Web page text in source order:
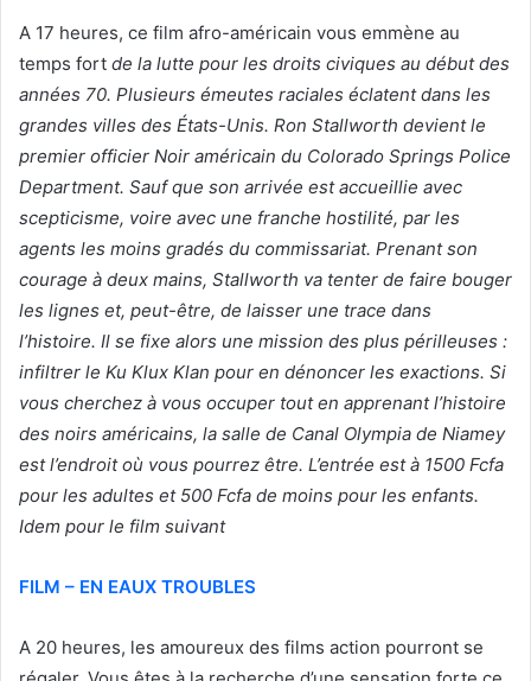
A 17 heures, ce film afro-américain vous emmène au
temps fort de la lutte pour les droits civiques au début des
années 70. Plusieurs émeutes raciales éclatent dans les
grandes villes des États-Unis. Ron Stallworth devient le
premier officier Noir américain du Colorado Springs Police
Department. Sauf que son arrivée est accueillie avec
scepticisme, voire avec une franche hostilité, par les
agents les moins gradés du commissariat. Prenant son
courage à deux mains, Stallworth va tenter de faire bouger
les lignes et, peut-être, de laisser une trace dans
l’histoire. Il se fixe alors une mission des plus périlleuses :
infiltrer le Ku Klux Klan pour en dénoncer les exactions. Si
vous cherchez à vous occuper tout en apprenant l’histoire
des noirs américains, la salle de Canal Olympia de Niamey
est l’endroit où vous pourrez être. L’entrée est à 1500 Fcfa
pour les adultes et 500 Fcfa de moins pour les enfants.
Idem pour le film suivant
FILM – EN EAUX TROUBLES
A 20 heures, les amoureux des films action pourront se